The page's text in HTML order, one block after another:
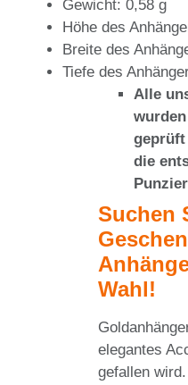
Gewicht: 0,58 g
Höhe des
Breite des
Tiefe des
Alle
geprüft
die
Suchen
Wahl!
elegantes
gefallen